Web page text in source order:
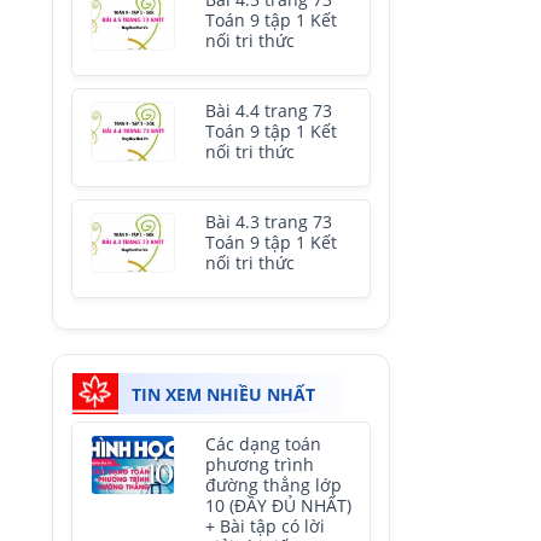
Toán 9 tập 1 Kết
nối tri thức
Bài 4.4 trang 73
Toán 9 tập 1 Kết
nối tri thức
Bài 4.3 trang 73
Toán 9 tập 1 Kết
nối tri thức
TIN XEM NHIỀU NHẤT
Các dạng toán
phương trình
đường thẳng lớp
10 (ĐẦY ĐỦ NHẤT)
+ Bài tập có lời